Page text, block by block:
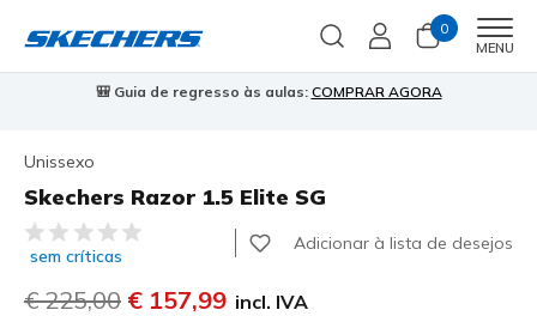
0
MENU
🎒 Guia de regresso às aulas: COMPRAR AGORA
Unissexo
Skechers Razor 1.5 Elite SG
5 de 5 – Classificação do cliente
sem críticas
Adicionar à lista de desejos
Preço com desconto de
€ 225,00 para
€ 157,99 incl. IVA